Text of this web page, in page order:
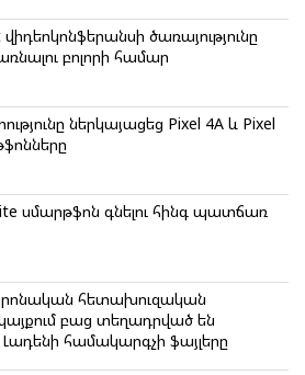
ծառայությունը
բոլորի համար
ներկայացեց Pixel 4A և Pixel
սմարթֆոն գնելու հինգ պատճառ
հետախուզական
կայքում բաց տեղադրված են
համակարգչի ֆայլերը